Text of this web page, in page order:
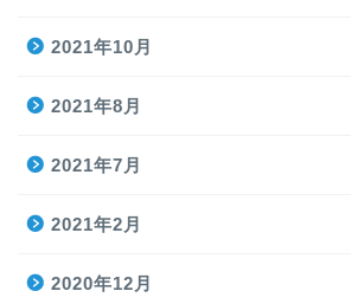
2021年10月
2021年8月
2021年7月
2021年2月
2020年12月